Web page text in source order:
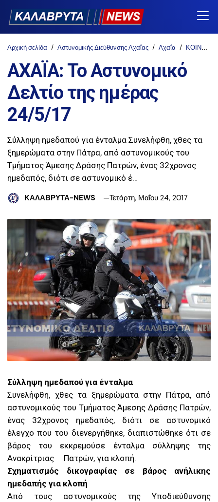
Αρχική σελίδα Αστυνομικής Διεύθυνσης Αχαΐας Αχαΐα ΚΟΙΝΩΝΙΑ
ΑΧΑΪΑ: Το Αστυνομικό
Δελτίο της ημέρας
24/5/17
Σύλληψη ημεδαπού για ένταλμα Συνελήφθη, χθες τα
ξημερώματα στην Πάτρα, από αστυνομικούς τoυ
Τμήματος Άμεσης Δράσης Πατρών, ένας 32χρονος
ημεδαπός, διότι σε αστυνομικό έ…
ΚΑΛΑΒΡΥΤΑ-NEWS Τετάρτη, Μαΐου 24, 2017
Σύλληψη ημεδαπού για ένταλμα
Συνελήφθη, χθες τα ξημερώματα στην Πάτρα, από
αστυνομικούς τoυ Τμήματος Άμεσης Δράσης Πατρών,
ένας 32χρονος ημεδαπός, διότι σε αστυνομικό
έλεγχο που του διενεργήθηκε, διαπιστώθηκε ότι σε
βάρος του εκκρεμούσε ένταλμα σύλληψης της
Ανακρίτριας Πατρών, για κλοπή.
Σχηματισμός δικογραφίας σε βάρος ανήλικης
ημεδαπής για κλοπή
Από τους αστυνομικούς της Υποδιεύθυνσης